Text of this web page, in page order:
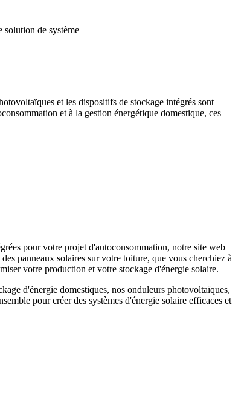
de système
et les dispositifs de stockage intégrés sont
et à la gestion énergétique domestique, ces
pour votre projet d'autoconsommation, notre site web
panneaux solaires sur votre toiture, que vous cherchiez à
votre production et votre stockage d'énergie solaire.
d'énergie domestiques, nos onduleurs photovoltaïques,
pour créer des systèmes d'énergie solaire efficaces et